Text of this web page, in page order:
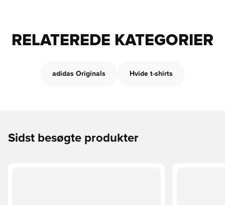
RELATEREDE KATEGORIER
adidas Originals Hvide t-shirts
Sidst besøgte produkter